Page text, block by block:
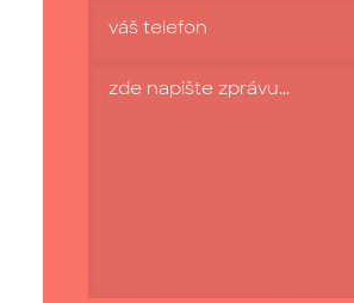
váš telefon